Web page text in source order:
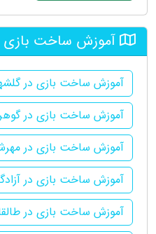
آموزش ساخت بازی
آموزش ساخت بازی در
آموزش ساخت بازی در
آموزش ساخت بازی در
آموزش ساخت بازی در
آموزش ساخت بازی در